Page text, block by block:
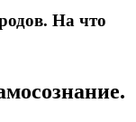
На что